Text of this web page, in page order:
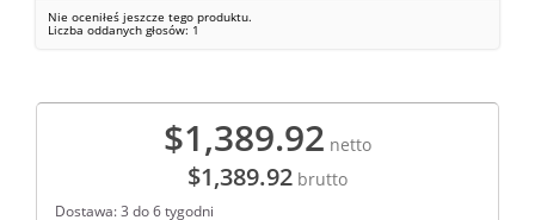
Nie oceniłeś jeszcze tego produktu.
Liczba oddanych głosów: 1
$1,389.92 netto
$1,389.92 brutto
Dostawa: 3 do 6 tygodni